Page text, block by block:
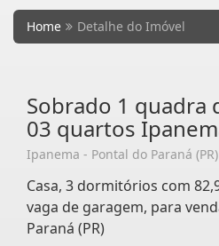
Home Detalhe do Imóvel
Sobrado 1 quadra
03 quartos
Ipanema - Pontal do Paraná (PR)
Casa, 3 dormitórios com
vaga de garagem, para
Paraná (PR)